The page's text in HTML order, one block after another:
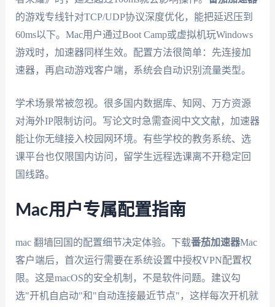
的游戏专线针对TCP/UDP协议深度优化，能把延迟压到
60ms以下。Mac用户通过Boot Camp或虚拟机玩Windows
游戏时，加速器同样生效。配置方法很简单：先连接加
速器，再启动游戏客户端，系统会自动识别流量类型。
学术场景常被忽视。很多国内数据库、知网、万方资源
对海外IP限制访问。写论文时急需查阅中文文献，加速器
能让你无缝接入校园网环境。有些学校的教务系统、选
课平台也仅限国内访问，留学生远程选课离不开稳定回
国线路。
Mac用户专属配置指南
mac 翻墙回国的配置细节决定体验。下载番茄加速器Mac
客户端后，首次运行需要在系统设置中授权VPN配置权
限。这是macOS的安全机制，不是软件问题。建议勾
选"开机自启动"和"自动连接最近节点"，这样每次开机就